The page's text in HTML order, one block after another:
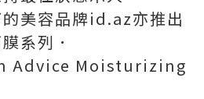
美容品牌id.az亦推出
系列．
Advice Moisturizing